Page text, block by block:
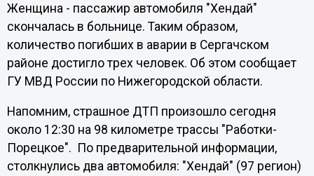
Женщина - пассажир автомобиля "Хендай"
скончалась в больнице. Таким образом,
количество погибших в аварии в Сергачском
районе достигло трех человек. Об этом сообщает
ГУ МВД России по Нижегородской области.
Напомним, страшное ДТП произошло сегодня
около 12:30 на 98 километре трассы "Работки-
Порецкое". По предварительной информации,
столкнулись два автомобиля: "Хендай" (97 регион)